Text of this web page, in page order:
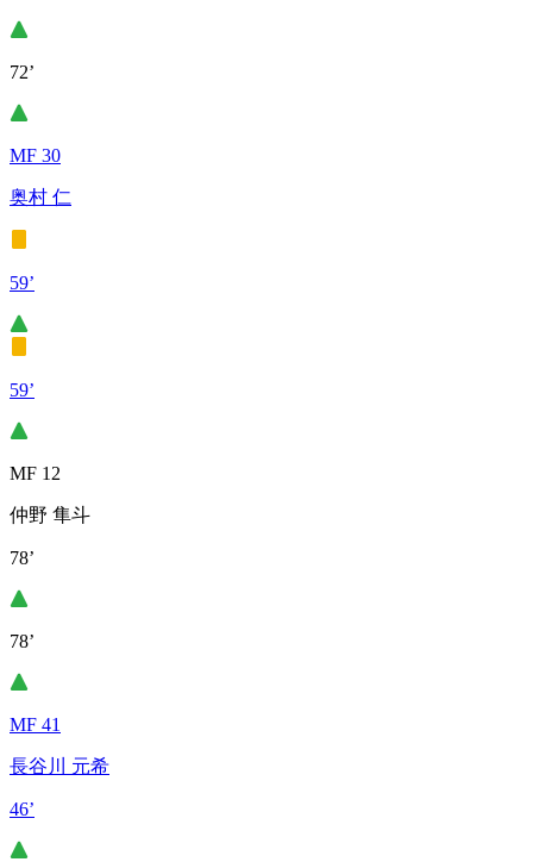
72’
MF 30
奥村 仁
59’
59’
MF 12
仲野 隼斗
78’
78’
MF 41
長谷川 元希
46’